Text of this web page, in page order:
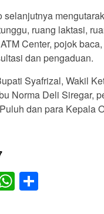
selanjutnya
ruang laktasi,
Center, pojok
dan pengaduan.
Syafrizal, Wakil
Norma Deli Siregar,
dan para Kepala
WhatsApp